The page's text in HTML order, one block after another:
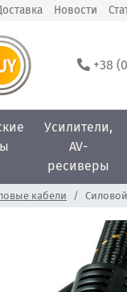
Новости
+38
Усилители,
AV-
ресиверы
кабели Силовой